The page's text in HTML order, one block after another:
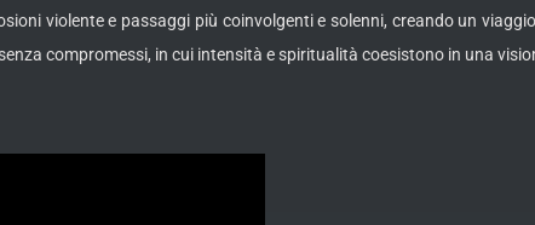
violente e passaggi più coinvolgenti e solenni, creando un
compromessi, in cui intensità e spiritualità coesistono in una